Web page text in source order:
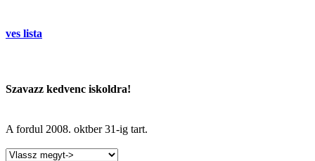
ves lista
Szavazz kedvenc iskoldra!
A fordul 2008. oktber 31-ig tart.